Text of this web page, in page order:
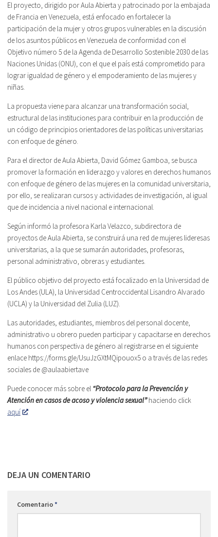
El proyecto, dirigido por Aula Abierta y patrocinado por la embajada
de Francia en Venezuela, está enfocado en fortalecer la
participación de la mujer y otros grupos vulnerables en la discusión
de los asuntos públicos en Venezuela de conformidad con el
Objetivo número 5 de la Agenda de Desarrollo Sostenible 2030 de las
Naciones Unidas (ONU), con el que el país está comprometido para
lograr igualdad de género y el empoderamiento de las mujeres y
niñas.
La propuesta viene para alcanzar una transformación social,
estructural de las instituciones para contribuir en la producción de
un código de principios orientadores de las políticas universitarias
con enfoque de género.
Para el director de Aula Abierta, David Gómez Gamboa, se busca
promover la formación en liderazgo y valores en derechos humanos
con enfoque de género de las mujeres en la comunidad universitaria,
por ello, se realizaran cursos y actividades de investigación, al igual
que de incidencia a nivel nacional e internacional.
Según informó la profesora Karla Velazco, subdirectora de
proyectos de Aula Abierta, se construirá una red de mujeres lideresas
universitarias, a la que se sumarán autoridades, profesoras,
personal administrativo, obreras y estudiantes.
El público objetivo del proyecto está focalizado en la Universidad de
Los Andes (ULA), la Universidad Centroccidental Lisandro Alvarado
(UCLA) y la Universidad del Zulia (LUZ).
Las autoridades, estudiantes, miembros del personal docente,
administrativo u obrero pueden participar y capacitarse en derechos
humanos con perspectiva de género al registrarse en el siguiente
enlace https://forms.gle/UsuJzGXtMQipouox5 o a través de las redes
sociales de @aulaabiertave
Puede conocer más sobre el “Protocolopara la Prevención y
Atención en casos de acoso y violencia sexual”haciendo click
aquí
DEJA UN COMENTARIO
Comentario*